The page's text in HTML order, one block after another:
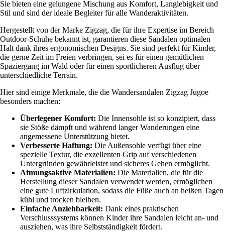
Sie bieten eine gelungene Mischung aus Komfort, Langlebigkeit und
Stil und sind der ideale Begleiter für alle Wanderaktivitäten.
Hergestellt von der Marke Zigzag, die für ihre Expertise im Bereich
Outdoor-Schuhe bekannt ist, garantieren diese Sandalen optimalen
Halt dank ihres ergonomischen Designs. Sie sind perfekt für Kinder,
die gerne Zeit im Freien verbringen, sei es für einen gemütlichen
Spaziergang im Wald oder für einen sportlicheren Ausflug über
unterschiedliche Terrain.
Hier sind einige Merkmale, die die Wandersandalen Zigzag Jugoe
besonders machen:
Überlegener Komfort: Die Innensohle ist so konzipiert, dass
sie Stöße dämpft und während langer Wanderungen eine
angemessene Unterstützung bietet.
Verbesserte Haftung: Die Außensohle verfügt über eine
spezielle Textur, die exzellenten Grip auf verschiedenen
Untergründen gewährleistet und sicheres Gehen ermöglicht.
Atmungsaktive Materialien: Die Materialien, die für die
Herstellung dieser Sandalen verwendet werden, ermöglichen
eine gute Luftzirkulation, sodass die Füße auch an heißen Tagen
kühl und trocken bleiben.
Einfache Anziehbarkeit: Dank eines praktischen
Verschlusssystems können Kinder ihre Sandalen leicht an- und
ausziehen, was ihre Selbstständigkeit fördert.